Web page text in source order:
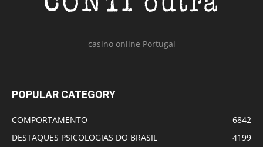
casino online Portugal
POPULAR CATEGORY
COMPORTAMENTO
6842
DESTAQUES PSICOLOGIAS DO BRASIL
4199